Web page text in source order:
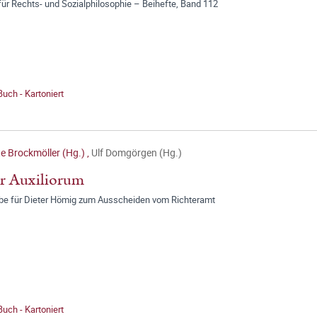
Rechts- und Sozialphilosophie – Beihefte, Band 112
- Kartoniert
Brockmöller (Hg.) , Ulf Domgörgen (Hg.)
Auxiliorum
für Dieter Hömig zum Ausscheiden vom Richteramt
- Kartoniert